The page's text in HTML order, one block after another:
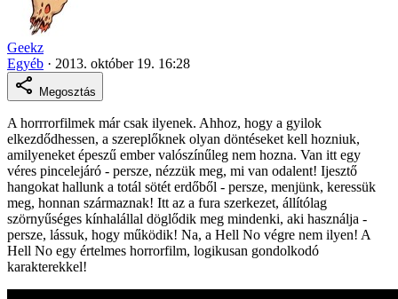
Geekz
Egyéb · 2013. október 19. 16:28
Megosztás
A horrrorfilmek már csak ilyenek. Ahhoz, hogy a gyilok
elkezdődhessen, a szereplőknek olyan döntéseket kell hozniuk,
amilyeneket épeszű ember valószínűleg nem hozna. Van itt egy
véres pincelejáró - persze, nézzük meg, mi van odalent! Ijesztő
hangokat hallunk a totál sötét erdőből - persze, menjünk, keressük
meg, honnan származnak! Itt az a fura szerkezet, állítólag
szörnyűséges kínhalállal döglődik meg mindenki, aki használja -
persze, lássuk, hogy működik! Na, a Hell No végre nem ilyen! A
Hell No egy értelmes horrorfilm, logikusan gondolkodó
karakterekkel!